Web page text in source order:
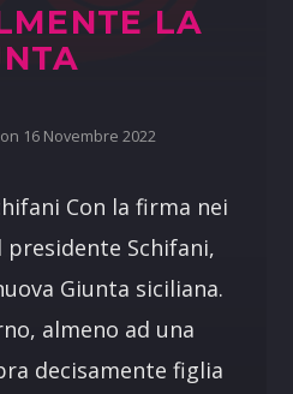
LA
on 16 Novembre 2022
Con la firma nei
Schifani,
Giunta siciliana.
almeno ad una
decisamente figlia